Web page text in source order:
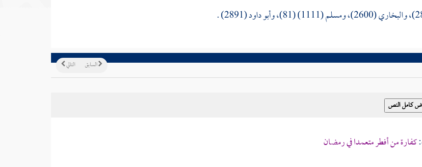
التالي السابق
كفارة من أفطر متعمدا في رمضان